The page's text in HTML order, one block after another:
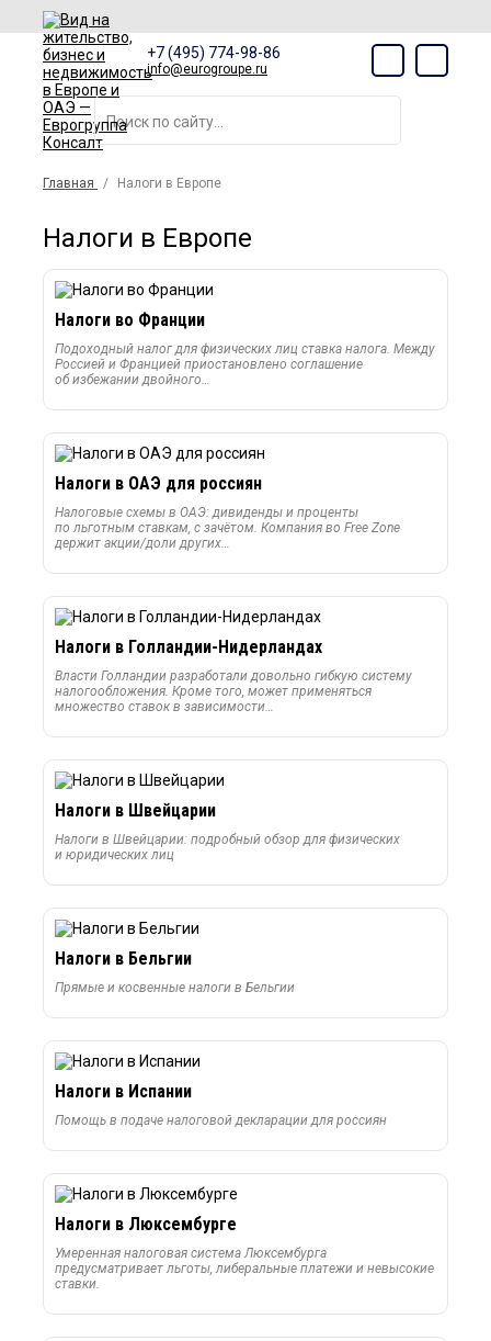
+7 (495) 774-98-86
info@eurogroupe.ru
Главная Налоги в Европе
Налоги в Европе
Налоги во Франции
Подоходный налог для физических лиц ставка налога. Между
Россией и Францией приостановлено соглашение
об избежании двойного…
Налоги в ОАЭ для россиян
Налоговые схемы в ОАЭ: дивиденды и проценты
по льготным ставкам, с зачётом. Компания во Free Zone
держит акции/доли других…
Налоги в Голландии-Нидерландах
Власти Голландии разработали довольно гибкую систему
налогообложения. Кроме того, может применяться
множество ставок в зависимости…
Налоги в Швейцарии
Налоги в Швейцарии: подробный обзор для физических
и юридических лиц
Налоги в Бельгии
Прямые и косвенные налоги в Бельгии
Налоги в Испании
Помощь в подаче налоговой декларации для россиян
Налоги в Люксембурге
Умеренная налоговая система Люксембурга
предусматривает льготы, либеральные платежи и невысокие
ставки.